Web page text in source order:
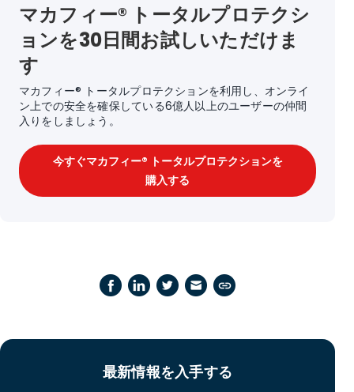
マカフィー® トータルプロテクシ
ョンを30日間お試しいただけま
す
マカフィー® トータルプロテクションを利用し、オンライ
ン上での安全を確保している6億人以上のユーザーの仲間
入りをしましょう。
今すぐマカフィー® トータルプロテクションを
購入する
最新情報を入手する